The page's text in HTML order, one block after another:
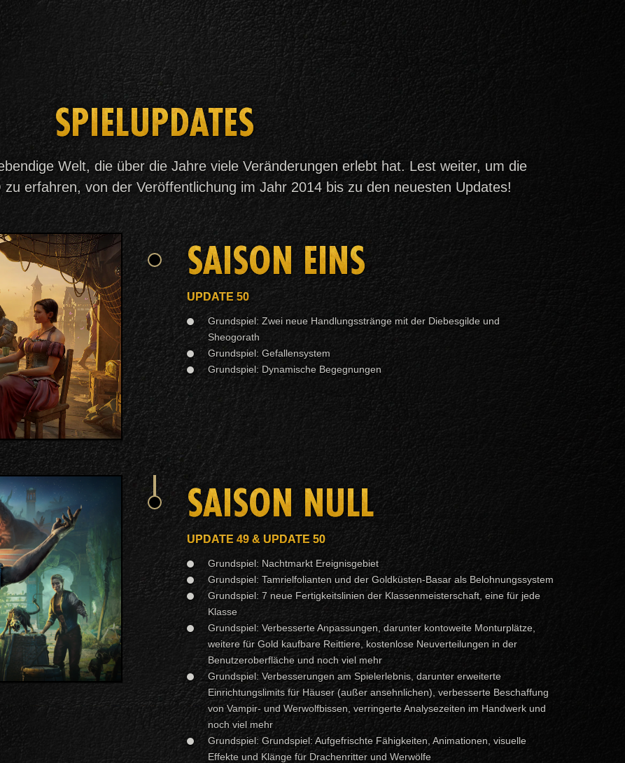
SPIELUPDATES
Welt, die über die Jahre viele Veränderungen erlebt hat. Lest weiter, um die
erfahren, von der Veröffentlichung im Jahr 2014 bis zu den neuesten Updates!
SAISON EINS
UPDATE 50
Grundspiel: Zwei neue Handlungsstränge mit der Diebesgilde und
Sheogorath
Grundspiel: Gefallensystem
Grundspiel: Dynamische Begegnungen
SAISON NULL
UPDATE 49 & UPDATE 50
Grundspiel: Nachtmarkt Ereignisgebiet
Grundspiel: Tamrielfolianten und der Goldküsten-Basar als Belohnungssystem
Grundspiel: 7 neue Fertigkeitslinien der Klassenmeisterschaft, eine für jede
Klasse
Grundspiel: Verbesserte Anpassungen, darunter kontoweite Monturplätze,
weitere für Gold kaufbare Reittiere, kostenlose Neuverteilungen in der
Benutzeroberfläche und noch viel mehr
Grundspiel: Verbesserungen am Spielerlebnis, darunter erweiterte
Einrichtungslimits für Häuser (außer ansehnlichen), verbesserte Beschaffung
von Vampir- und Werwolfbissen, verringerte Analysezeiten im Handwerk und
noch viel mehr
Grundspiel: Grundspiel: Aufgefrischte Fähigkeiten, Animationen, visuelle
Effekte und Klänge für Drachenritter und Werwölfe